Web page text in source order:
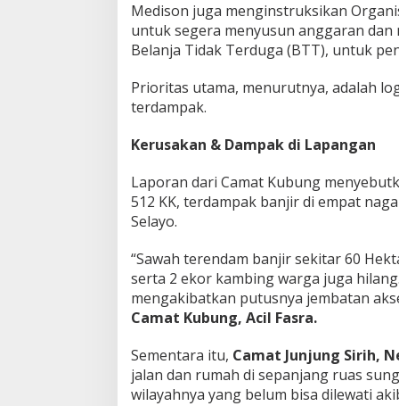
Medison juga menginstruksikan
untuk segera menyusun anggaran
Belanja Tidak Terduga (BTT), untuk
Prioritas utama, menurutnya, adalah
terdampak.
Kerusakan & Dampak di Lapangan
Laporan dari Camat Kubung
512 KK, terdampak banjir di empat
Selayo.
“Sawah terendam banjir sekitar 60
serta 2 ekor kambing warga juga
mengakibatkan putusnya jembatan
Camat Kubung, Acil Fasra.
Sementara itu, Camat Junjung Sirih,
jalan dan rumah di sepanjang ruas
wilayahnya yang belum bisa dilewati